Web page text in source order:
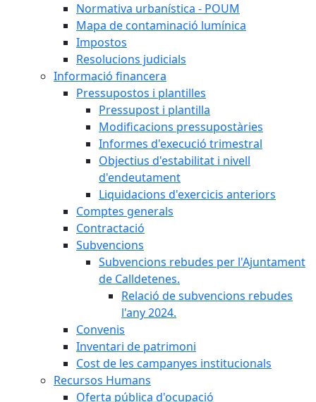
Normativa urbanística - POUM
Mapa de contaminació lumínica
Impostos
Resolucions judicials
Informació financera
Pressupostos i plantilles
Pressupost i plantilla
Modificacions pressupostàries
Informes d'execució trimestral
Objectius d'estabilitat i nivell
d'endeutament
Liquidacions d'exercicis anteriors
Comptes generals
Contractació
Subvencions
Subvencions rebudes per l'Ajuntament
de Calldetenes.
Relació de subvencions rebudes
l'any 2024.
Convenis
Inventari de patrimoni
Cost de les campanyes institucionals
Recursos Humans
Oferta pública d'ocupació